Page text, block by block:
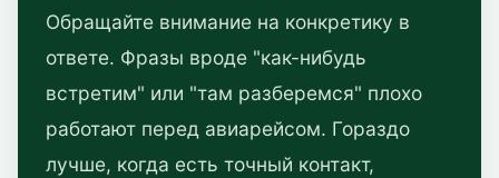
Обращайте внимание на конкретику в
ответе. Фразы вроде "как-нибудь
встретим" или "там разберемся" плохо
работают перед авиарейсом. Гораздо
лучше, когда есть точный контакт,